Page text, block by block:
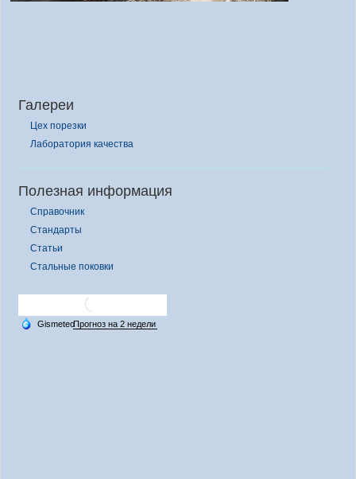
Галереи
Цех порезки
Лаборатория качества
Полезная информация
Справочник
Стандарты
Статьи
Стальные поковки